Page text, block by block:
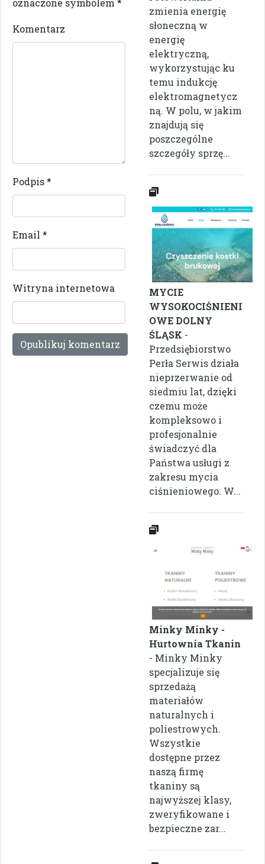
Komentarz
Podpis*
Email *
Witryna internetowa
zmienia energię
słoneczną w
energię
elektryczną,
wykorzystując ku
temu indukcję
elektromagnetycz
ną. W polu, w jakim
znajdują się
poszczególne
szczegóły sprzę...
MYCIE
WYSOKOCIŚNIENI
OWE DOLNY
ŚLĄSK -
Przedsiębiorstwo
Perła Serwis działa
nieprzerwanie od
siedmiu lat, dzięki
czemu może
kompleksowo i
profesjonalnie
świadczyć dla
Państwa usługi z
zakresu mycia
ciśnieniowego. W...
Minky Minky -
Hurtownia Tkanin
- Minky Minky
specjalizuje się
sprzedażą
materiałów
naturalnych i
poliestrowych.
Wszystkie
dostępne przez
naszą firmę
tkaniny są
najwyższej klasy,
zweryfikowane i
bezpieczne zar...